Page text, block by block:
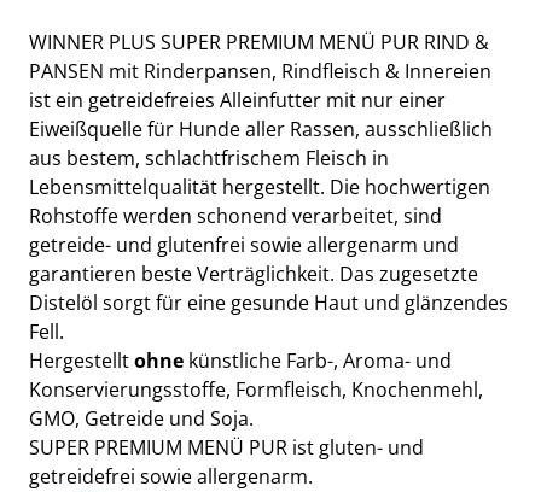
WINNER PLUS SUPER PREMIUM MENÜ PUR RIND &
PANSEN mit Rinderpansen, Rindfleisch & Innereien
ist ein getreidefreies Alleinfutter mit nur einer
Eiweißquelle für Hunde aller Rassen, ausschließlich
aus bestem, schlachtfrischem Fleisch in
Lebensmittelqualität hergestellt. Die hochwertigen
Rohstoffe werden schonend verarbeitet, sind
getreide- und glutenfrei sowie allergenarm und
garantieren beste Verträglichkeit. Das zugesetzte
Distelöl sorgt für eine gesunde Haut und glänzendes
Fell.
Hergestelltohne künstliche Farb-, Aroma- und
Konservierungsstoffe, Formfleisch, Knochenmehl,
GMO, Getreide und Soja.
SUPER PREMIUM MENÜ PUR ist gluten- und
getreidefrei sowie allergenarm.